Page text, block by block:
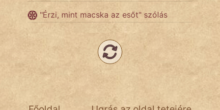
nagyöreg
NapHold
pszichopati
"Érzi, mint macska az esőt" szólás